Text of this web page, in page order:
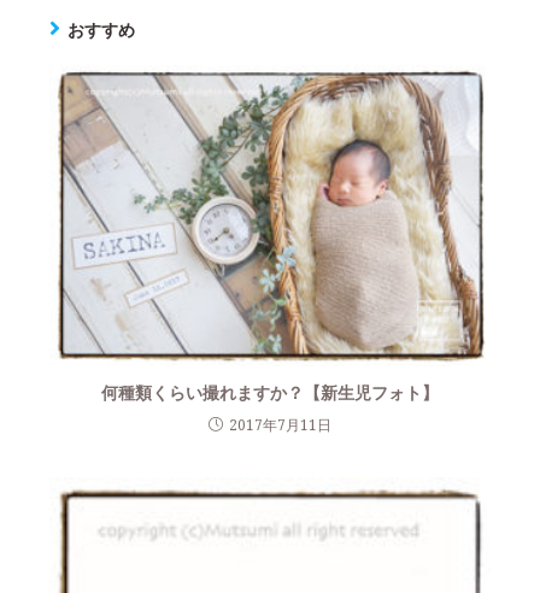
おすすめ
何種類くらい撮れますか？【新生児フォト】
2017年7月11日